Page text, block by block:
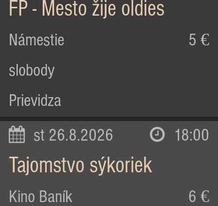
FP - Mesto žije oldies
Námestie
slobody
Prievidza
5 €
st 26.8.2026 18:00
Tajomstvo sýkoriek
Kino Baník 6 €